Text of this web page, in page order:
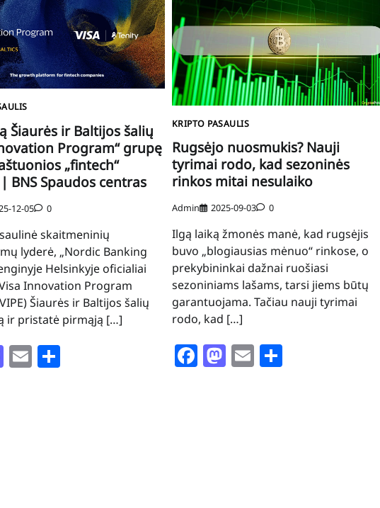
Šiaurės ir Baltijos šalių
Program“ grupę
„fintech“
BNS Spaudos centras
12-05 0
skaitmeninių
lyderė, „Nordic Banking
Helsinkyje oficialiai
Innovation Program
Šiaurės ir Baltijos šalių
ir pristatė pirmąją […]
Mastodon
Email
KRIPTO PASAULIS
Rugsėjo nuosmukis? Nauji
tyrimai rodo, kad sezoninės
rinkos mitai nesulaiko
Admin 2025-09-03 0
Ilgą laiką žmonės manė, kad rugsėjis
buvo „blogiausias mėnuo“ rinkose, o
prekybininkai dažnai ruošiasi
sezoniniams lašams, tarsi jiems būtų
garantuojama. Tačiau nauji tyrimai
rodo, kad […]
Facebook
Mastodon
EmailShare